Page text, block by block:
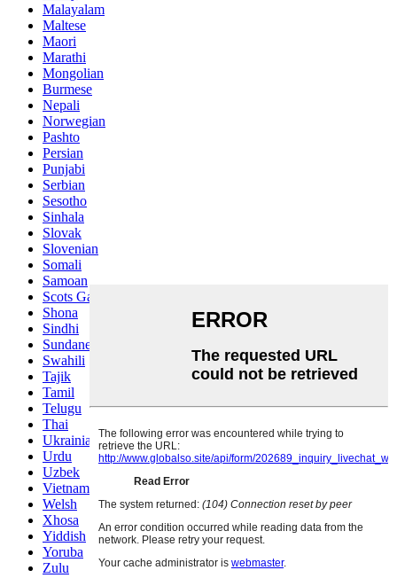
Malayalam
Maltese
Maori
Marathi
Mongolian
Burmese
Nepali
Norwegian
Pashto
Persian
Punjabi
Serbian
Sesotho
Sinhala
Slovak
Slovenian
Somali
Samoan
Scots Gaelic
Shona
Sindhi
Sundanese
Swahili
Tajik
Tamil
Telugu
Thai
Ukrainian
Urdu
Uzbek
Vietnamese
Welsh
Xhosa
Yiddish
Yoruba
Zulu